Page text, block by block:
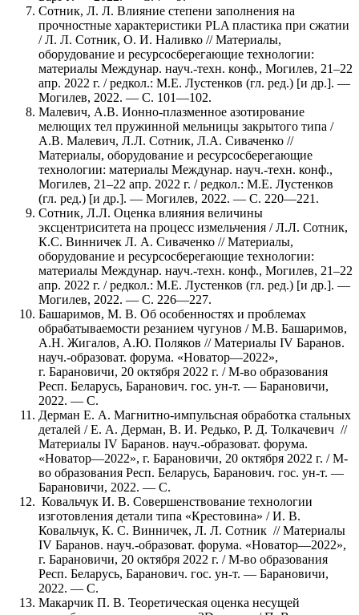
Сотник, Л. Л. Влияние степени заполнения на
прочностные характеристики PLA пластика при сжатии
/ Л. Л. Сотник, О. И. Наливко // Материалы,
оборудование и ресурсосберегающие технологии:
материалы Междунар. науч.-техн. конф., Могилев, 21–22
апр. 2022 г. / редкол.: М.Е. Лустенков (гл. ред.) [и др.]. —
Могилев, 2022. — С. 101—102.
Малевич, А.В. Ионно-плазменное азотирование
мелющих тел пружинной мельницы закрытого типа /
А.В. Малевич, Л.Л. Сотник, Л.А. Сиваченко //
Материалы, оборудование и ресурсосберегающие
технологии: материалы Междунар. науч.-техн. конф.,
Могилев, 21–22 апр. 2022 г. / редкол.: М.Е. Лустенков
(гл. ред.) [и др.]. — Могилев, 2022. — С. 220—221.
Сотник, Л.Л. Оценка влияния величины
эксцентриситета на процесс измельчения / Л.Л. Сотник,
К.С. Винничек Л. А. Сиваченко // Материалы,
оборудование и ресурсосберегающие технологии:
материалы Междунар. науч.-техн. конф., Могилев, 21–22
апр. 2022 г. / редкол.: М.Е. Лустенков (гл. ред.) [и др.]. —
Могилев, 2022. — С. 226—227.
Башаримов, М. В. Об особенностях и проблемах
обрабатываемости резанием чугунов / М.В. Башаримов,
А.Н. Жигалов, А.Ю. Поляков // Материалы IV Баранов.
науч.-образоват. форума. «Новатор—2022»,
г. Барановичи, 20 октября 2022 г. / М-во образования
Респ. Беларусь, Баранович. гос. ун-т. — Барановичи,
2022. — С.
Дерман Е. А. Магнитно-импульсная обработка стальных
деталей / Е. А. Дерман, В. И. Редько, Р. Д. Толкачевич //
Материалы IV Баранов. науч.-образоват. форума.
«Новатор—2022», г. Барановичи, 20 октября 2022 г. / М-
во образования Респ. Беларусь, Баранович. гос. ун-т. —
Барановичи, 2022. — С.
Ковальчук И. В. Совершенствование технологии
изготовления детали типа «Крестовина» / И. В.
Ковальчук, К. С. Винничек, Л. Л. Сотник // Материалы
IV Баранов. науч.-образоват. форума. «Новатор—2022»,
г. Барановичи, 20 октября 2022 г. / М-во образования
Респ. Беларусь, Баранович. гос. ун-т. — Барановичи,
2022. — С.
Макарчик П. В. Теоретическая оценка несущей